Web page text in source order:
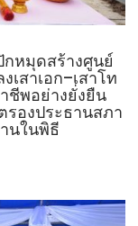
หมุดสร้างศูนย์
สาเอก–เสาโท
ชีพอย่างยั่งยืน
องประธานสภา
นในพิธี